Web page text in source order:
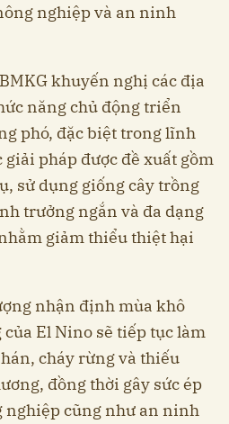
nghiệp và an ninh
khuyến nghị các địa
năng chủ động triển
phó, đặc biệt trong lĩnh
pháp được đề xuất gồm
sử dụng giống cây trồng
trưởng ngắn và đa dạng
giảm thiểu thiệt hại
nhận định mùa khô
El Nino sẽ tiếp tục làm
cháy rừng và thiếu
đồng thời gây sức ép
nghiệp cũng như an ninh